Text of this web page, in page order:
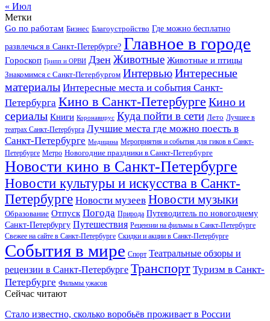
« Июл
Метки
Go по работам Бизнес Благоустройство Где можно бесплатно
развлечься в Санкт-Петербурге? Главное в городе
Гороскоп Грипп и ОРВИ Дзен Животные Животные и птицы
Знакомимся с Санкт-Петербургом ИнтервьюИнтересные
материалы Интересные места и события Санкт-
Петербурга Кино в Санкт-Петербурге Кино и
сериалы Книги Коронавирус Куда пойти в сети Лето Лучшее в
театрах Санкт-Петербурга Лучшие места где можно поесть в
Санкт-Петербурге Медицина Мероприятия и события для гиков в Санкт-
Петербурге Метро Новогодние праздники в Санкт-Петербурге
Новости кино в Санкт-Петербурге
Новости культуры и искусства в Санкт-
Петербурге Новости музеев Новости музыки
Образование Отпуск Погода Природа Путеводитель по новогоднему
Санкт-Петербургу Путешествия Рецензии на фильмы в Санкт-Петербурге
Свежее на сайте в Санкт-Петербурге Скидки и акции в Санкт-Петербурге
События в мире Спорт Театральные обзоры и
рецензии в Санкт-Петербурге Транспорт Туризм в Санкт-
Петербурге Фильмы ужасов
Сейчас читают
Стало известно, сколько воробьёв проживает в России